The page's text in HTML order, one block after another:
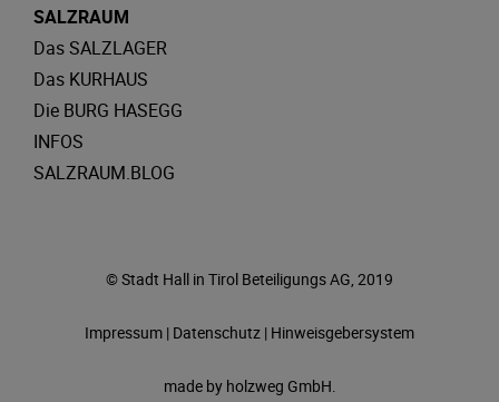
SALZRAUM
Das SALZLAGER
Das KURHAUS
Die BURG HASEGG
INFOS
SALZRAUM.BLOG
© Stadt Hall in Tirol Beteiligungs AG, 2019
Impressum | Datenschutz | Hinweisgebersystem
made by holzweg GmbH.